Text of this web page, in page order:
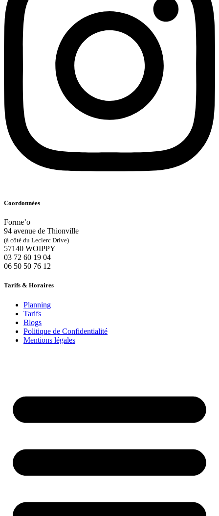
Coordonnées
Forme’o
94 avenue de Thionville
(à côté du Leclerc Drive)
57140 WOIPPY
‭03 72 60 19 04‬
06 50 50 76 12
Tarifs & Horaires
Planning
Tarifs
Blogs
Politique de Confidentialité
Mentions légales